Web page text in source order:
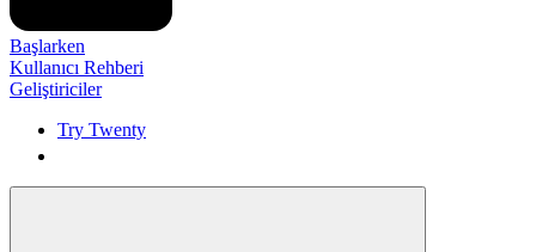
Başlarken
Kullanıcı Rehberi
Geliştiriciler
Try Twenty